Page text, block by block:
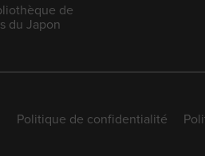
de
du Japon
Politique de confidentialité